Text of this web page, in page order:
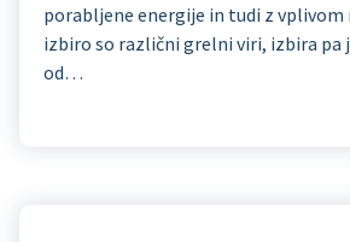
porabljene energije in tudi z vplivom
izbiro so različni grelni viri, izbira pa
od…